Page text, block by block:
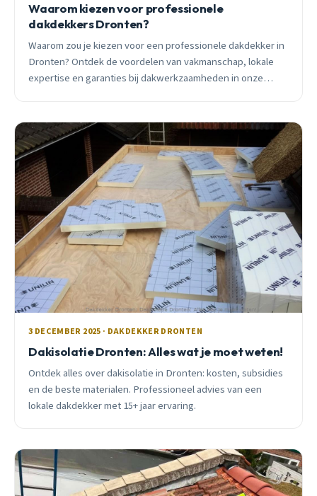
Waarom kiezen voor professionele
dakdekkers Dronten?
Waarom zou je kiezen voor een professionele dakdekker in
Dronten? Ontdek de voordelen van vakmanschap, lokale
expertise en garanties bij dakwerkzaamheden in onze
3 DECEMBER 2025 · DAKDEKKER DRONTEN
Dakisolatie Dronten: Alles wat je moet weten!
Ontdek alles over dakisolatie in Dronten: kosten, subsidies
en de beste materialen. Professioneel advies van een
lokale dakdekker met 15+ jaar ervaring.